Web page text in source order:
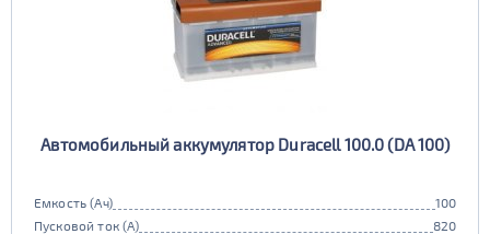
Автомобильный аккумулятор Duracell 100.0 (DA 100)
Емкость (Ач)
100
Пусковой ток (А)
820